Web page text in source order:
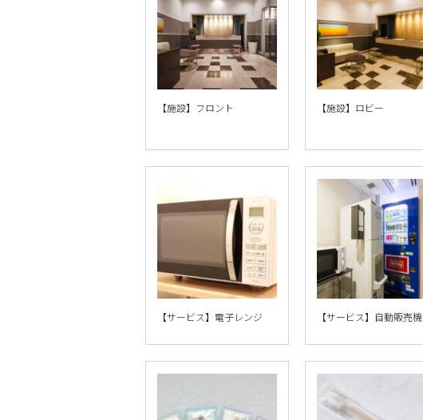
【施設】フロント 【施設】ロビー
【サービス】電子レンジ 【サービス】自動販売機